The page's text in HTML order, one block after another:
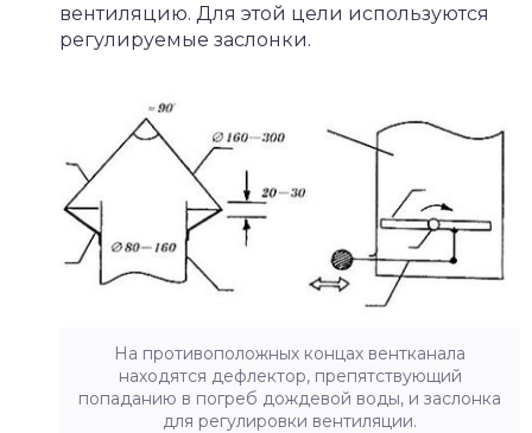
вентиляцию. Для этой цели используются
регулируемые заслонки.
На противоположных концах вентканала
находятся дефлектор, препятствующий
попаданию в погреб дождевой воды, и заслонка
для регулировки вентиляции.